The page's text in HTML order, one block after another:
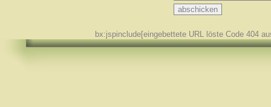
bx:jspinclude[eingebettete URL löste Code 404